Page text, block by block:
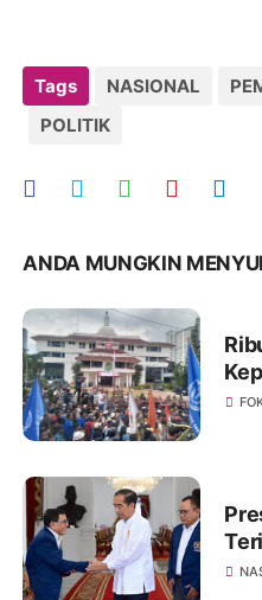
Tags NASIONAL
POLITIK
ANDA MUNGKIN
SE